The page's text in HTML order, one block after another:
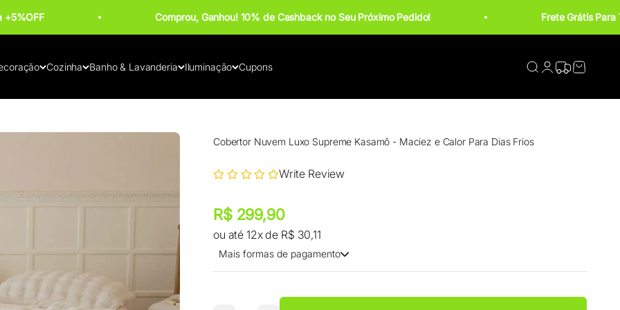
+5%OFF Comprou, Ganhou! 10% de Cashback no Seu Próximo Pedido! Frete Grátis Para
Cozinha Banho & Lavanderia Iluminação Cupons Abrir pesquisa
Abrir página de
Rastrear
Abrir
Cobertor Nuvem Luxo Supreme Kasamô - Maciez e Calor Para Dias Frios
Write Review
Preço promocional
Preço promocional
R$ 299,90
ou até 12x de R$ 30,11
Mais formas de pagamento